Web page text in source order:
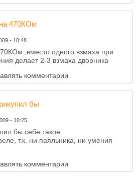
470КОм
- 10:48
,вместо одного взмаха при
делает 2-3 взмаха дворника
комментарии
бы
- 10:25
бы себе такое
т.к. ни паяльника, ни умения
комментарии